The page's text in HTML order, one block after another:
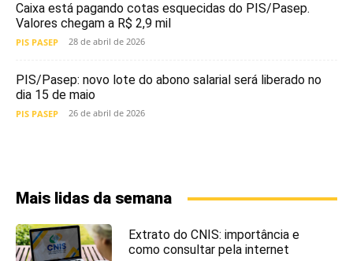
Caixa está pagando cotas esquecidas do PIS/Pasep.
Valores chegam a R$ 2,9 mil
PIS PASEP 28 de abril de 2026
PIS/Pasep: novo lote do abono salarial será liberado no
dia 15 de maio
PIS PASEP 26 de abril de 2026
Mais lidas da semana
Extrato do CNIS: importância e
como consultar pela internet